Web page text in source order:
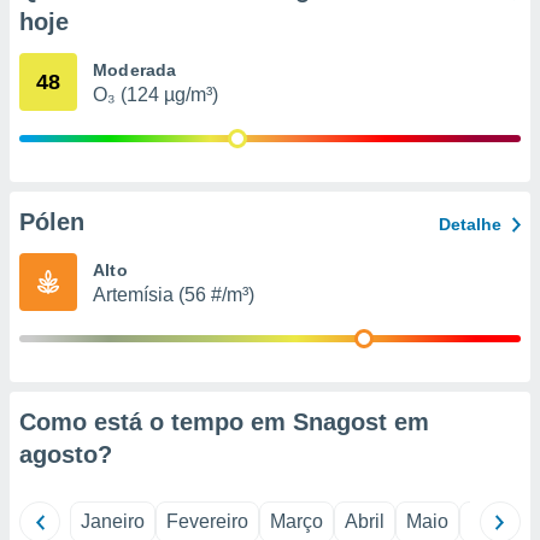
qual se
tal,
ou opor-
qualquer
o
num
hoje
48 Moderada
O₃ (124 µg/m³)
Pólen Detalhe
Alto
Artemísia (56 #/m³)
Como está o tempo em Snagost em
agosto?
Janeiro Fevereiro Março Abril Maio Junho